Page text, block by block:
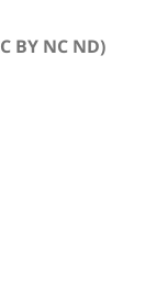
BY NC ND)